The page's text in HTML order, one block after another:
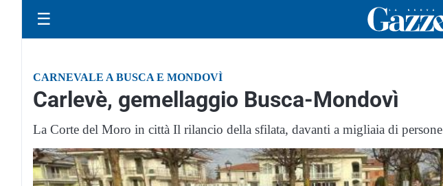
☰
CARNEVALE A BUSCA E MONDOVÌ
Carlevè, gemellaggio Busca-Mondovì
La Corte del Moro in città Il rilancio della sfilata, davanti a migliaia di persone